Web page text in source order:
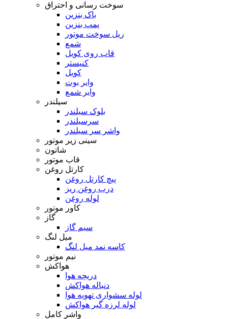
سوخت رسانی و احتراق
باک بنزین
پمپ بنزین
ریل سوخت موتور
شمع
قاب روی کویل
کنیستر
کویل
وایر بوت
وایر شمع
سیلندر
بلوک سیلندر
سرسیلندر
واشر سر سیلندر
سینی زیر موتور
شاتون
قاب موتور
کارتل روغن
پیچ کارتل روغن
درب روغن ریز
لوله روغن
کاور موتور
گاز
سیم گاز
میل لنگ
کاسه نمد میل لنگ
نیم موتور
هواکش
دریچه هوا
دنباله هواکش
لوله سشواری تهویه هوا
لوله لرزه گیر هواکش
واشر کامل